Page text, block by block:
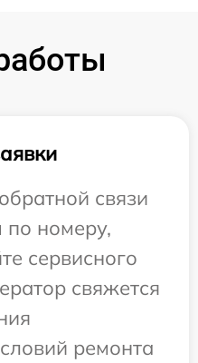
связи
по номеру,
сервисного
свяжется
ремонта